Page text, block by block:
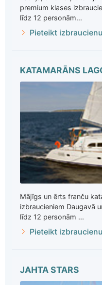
premium klases
līdz 12 personām...
Pieteikt izbraucienu
KATAMARĀNS
Mājīgs un ērts franču
izbraucieniem Daugavā
līdz 12 personām ...
Pieteikt izbraucienu
JAHTA STARS